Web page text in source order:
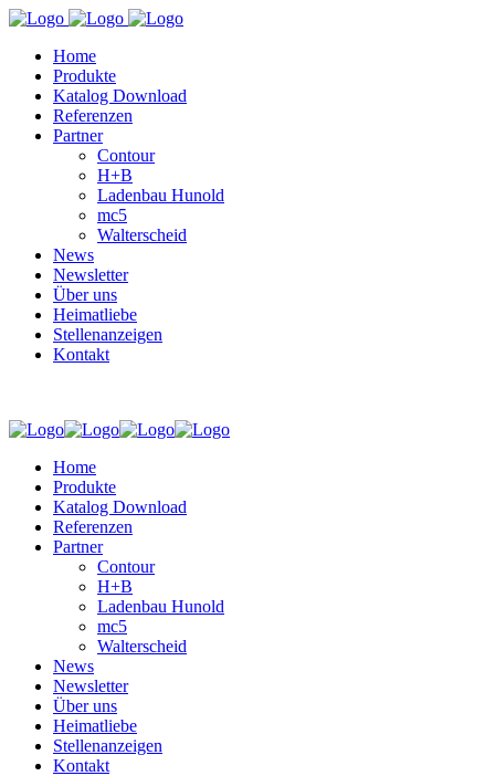
Home
Produkte
Katalog Download
Referenzen
Partner
Contour
H+B
Ladenbau Hunold
mc5
Walterscheid
News
Newsletter
Über uns
Heimatliebe
Stellenanzeigen
Kontakt
Home
Produkte
Katalog Download
Referenzen
Partner
Contour
H+B
Ladenbau Hunold
mc5
Walterscheid
News
Newsletter
Über uns
Heimatliebe
Stellenanzeigen
Kontakt